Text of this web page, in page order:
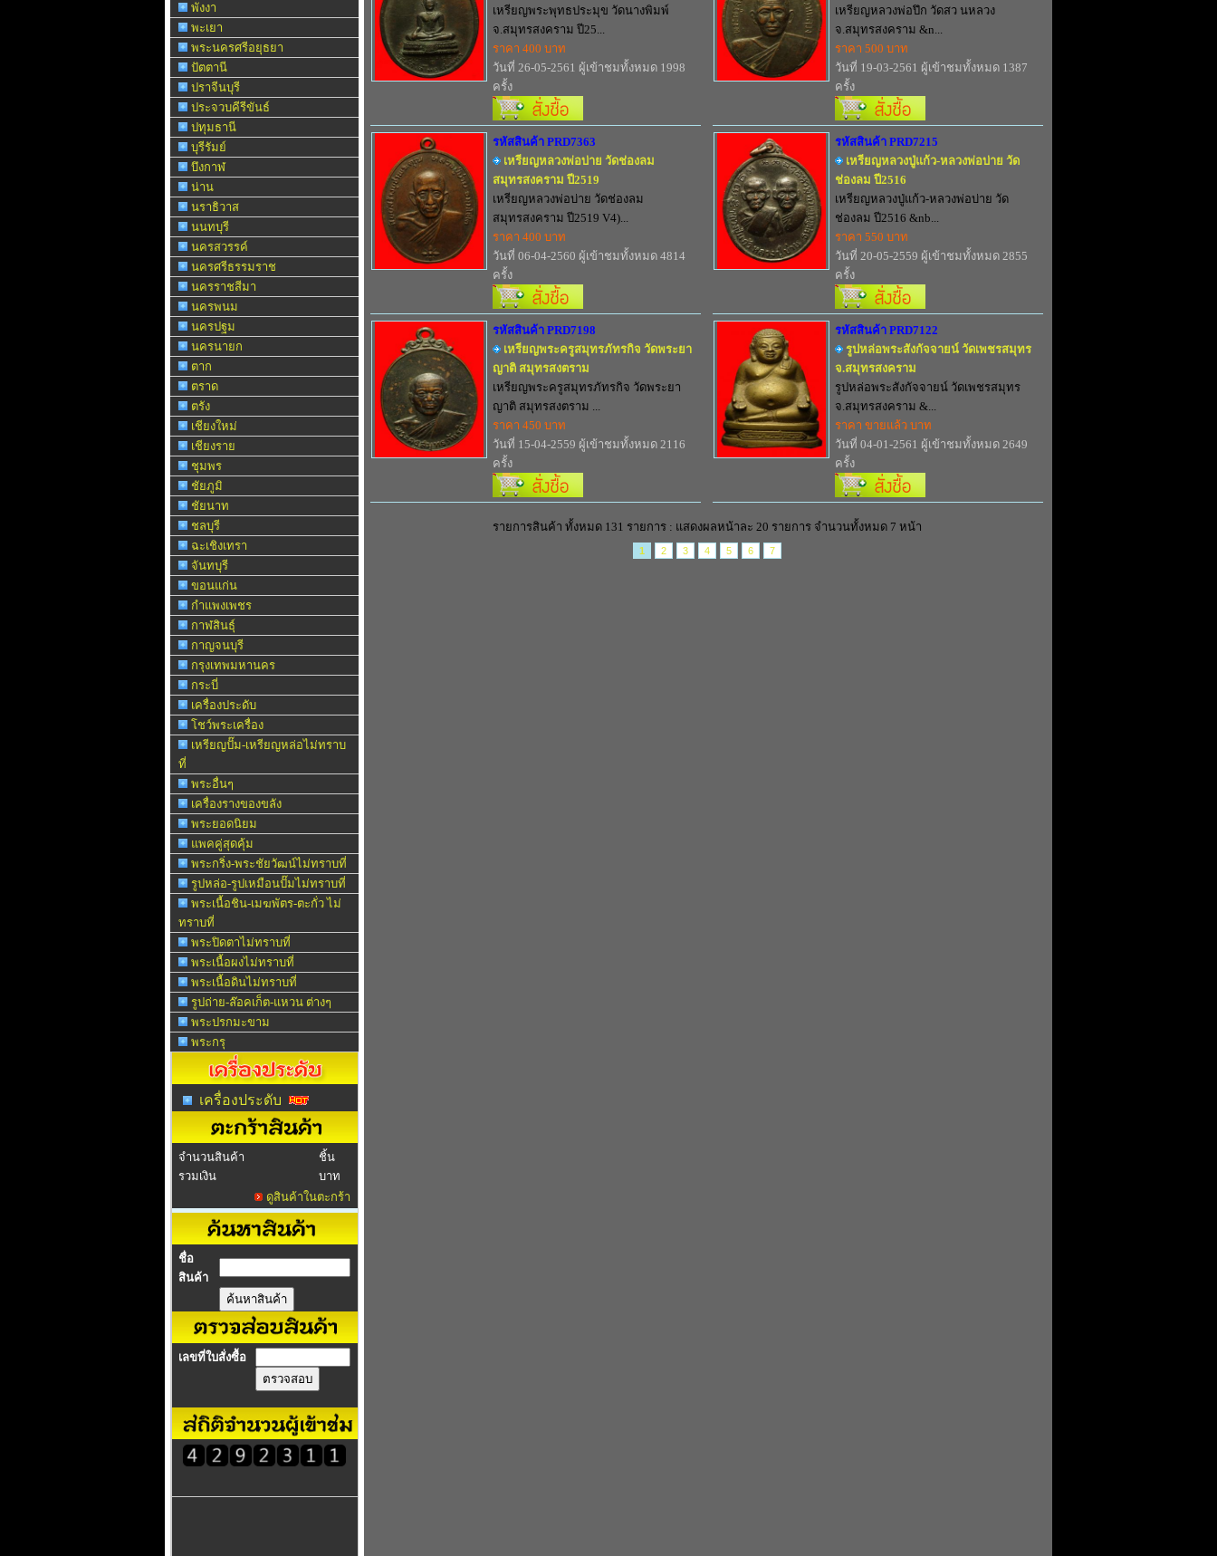
พังงา
พะเยา
พระนครศรีอยุธยา
ปัตตานี
ปราจีนบุรี
ประจวบคีรีขันธ์
ปทุมธานี
บุรีรัมย์
บึงกาฬ
น่าน
นราธิวาส
นนทบุรี
นครสวรรค์
นครศรีธรรมราช
นครราชสีมา
นครพนม
นครปฐม
นครนายก
ตาก
ตราด
ตรัง
เชียงใหม่
เชียงราย
ชุมพร
ชัยภูมิ
ชัยนาท
ชลบุรี
ฉะเชิงเทรา
จันทบุรี
ขอนแก่น
กำแพงเพชร
กาฬสินธุ์
กาญจนบุรี
กรุงเทพมหานคร
กระบี่
เครื่องประดับ
โชว์พระเครื่อง
เหรียญปั๊ม-เหรียญหล่อไม่ทราบ
ที่
พระอื่นๆ
เครื่องรางของขลัง
พระยอดนิยม
แพคคู่สุดคุ้ม
พระกริ่ง-พระชัยวัฒน์ไม่ทราบที่
รูปหล่อ-รูปเหมือนปั๊มไม่ทราบที่
พระเนื้อชิน-เมฆพัตร-ตะกั่ว ไม่
ทราบที่
พระปิดตาไม่ทราบที่
พระเนื้อผงไม่ทราบที่
พระเนื้อดินไม่ทราบที่
รูปถ่าย-ล๊อคเก็ต-แหวน ต่างๆ
พระปรกมะขาม
พระกรุ
เครื่องประดับ
จำนวนสินค้า
ชิ้น
รวมเงิน
บาท
ดูสินค้าในตะกร้า
ชื่อ
สินค้า
เลขที่ใบสั่งซื้อ
เหรียญพระพุทธประมุข วัดนางพิมพ์
จ.สมุทรสงคราม ปี25...
ราคา 400 บาท
วันที่ 26-05-2561 ผู้เข้าชมทั้งหมด 1998
ครั้ง
เหรียญหลวงพ่อปึก วัดสว นหลวง
จ.สมุทรสงคราม &n...
ราคา 500 บาท
วันที่ 19-03-2561 ผู้เข้าชมทั้งหมด 1387
ครั้ง
รหัสสินค้า PRD7363
เหรียญหลวงพ่อบ่าย วัดช่องลม
สมุทรสงคราม ปี2519
เหรียญหลวงพ่อบ่าย วัดช่องลม
สมุทรสงคราม ปี2519 V4)...
ราคา 400 บาท
วันที่ 06-04-2560 ผู้เข้าชมทั้งหมด 4814
ครั้ง
รหัสสินค้า PRD7215
เหรียญหลวงปู่แก้ว-หลวงพ่อบ่าย วัด
ช่องลม ปี2516
เหรียญหลวงปู่แก้ว-หลวงพ่อบ่าย วัด
ช่องลม ปี2516 &nb...
ราคา 550 บาท
วันที่ 20-05-2559 ผู้เข้าชมทั้งหมด 2855
ครั้ง
รหัสสินค้า PRD7198
เหรียญพระครูสมุทรภัทรกิจ วัดพระยา
ญาติ สมุทรสงตราม
เหรียญพระครูสมุทรภัทรกิจ วัดพระยา
ญาติ สมุทรสงตราม ...
ราคา 450 บาท
วันที่ 15-04-2559 ผู้เข้าชมทั้งหมด 2116
ครั้ง
รหัสสินค้า PRD7122
รูปหล่อพระสังกัจจายน์ วัดเพชรสมุทร
จ.สมุทรสงคราม
รูปหล่อพระสังกัจจายน์ วัดเพชรสมุทร
จ.สมุทรสงคราม &...
ราคา ขายแล้ว บาท
วันที่ 04-01-2561 ผู้เข้าชมทั้งหมด 2649
ครั้ง
รายการสินค้า ทั้งหมด 131 รายการ : แสดงผลหน้าละ 20 รายการ จำนวนทั้งหมด 7 หน้า
1 2 3 4 5 6 7